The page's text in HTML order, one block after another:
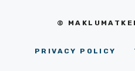
©
PRIVACY POLICY